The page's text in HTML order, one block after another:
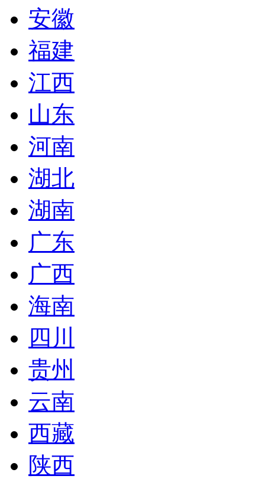
安徽
福建
江西
山东
河南
湖北
湖南
广东
广西
海南
四川
贵州
云南
西藏
陕西